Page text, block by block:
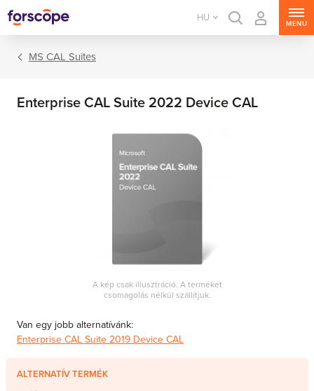
HU
MENU
MS Exchange Server
MS SharePoint Server
MS Skype for Business Server
Server CALs
MS CAL Suites
Enterprise CAL Suite 2022 Device CAL
A kép csak illusztráció. A terméket
csomagolás nélkül szállítjuk.
Van egy jobb alternatívánk:
Enterprise CAL Suite 2019 Device CAL
ALTERNATÍV TERMÉK